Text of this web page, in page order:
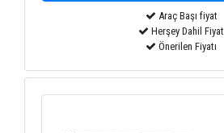
Araç Başı fiyat
Herşey Dahil Fiyat
Önerilen Fiyatı